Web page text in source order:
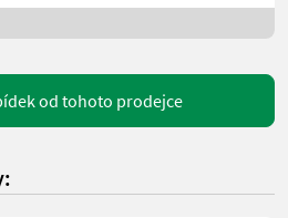
od tohoto prodejce